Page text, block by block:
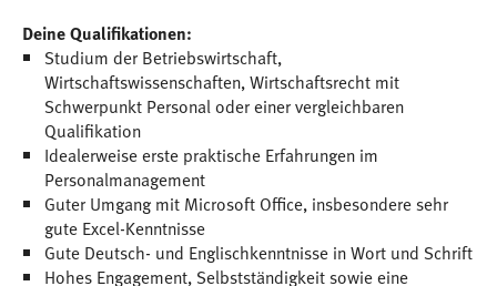
Deine Qualifikationen:
Studium der Betriebswirtschaft,
Wirtschaftswissenschaften, Wirtschaftsrecht mit
Schwerpunkt Personal oder einer vergleichbaren
Qualifikation
Idealerweise erste praktische Erfahrungen im
Personalmanagement
Guter Umgang mit Microsoft Office, insbesondere sehr
gute Excel-Kenntnisse
Gute Deutsch- und Englischkenntnisse in Wort und Schrift
Hohes Engagement, Selbstständigkeit sowie eine